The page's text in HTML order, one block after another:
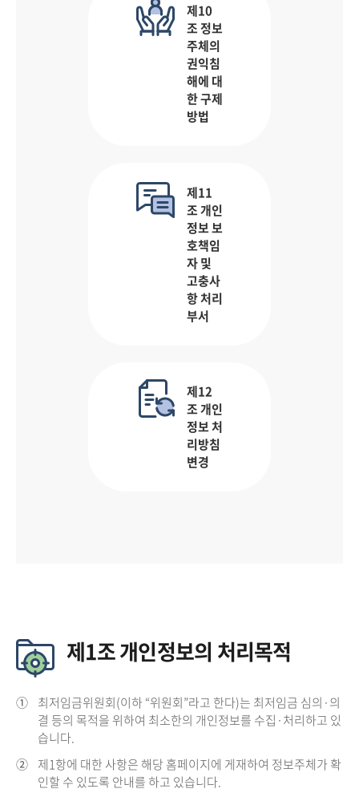
제10
조 정보
주체의
권익침
해에 대
한 구제
방법
제11
조 개인
정보 보
호책임
자 및
고충사
항 처리
부서
제12
조 개인
정보 처
리방침
변경
제1조 개인정보의 처리목적
① 최저임금위원회(이하 “위원회”라고 한다)는 최저임금 심의·의
결 등의 목적을 위하여 최소한의 개인정보를 수집·처리하고 있
습니다.
② 제1항에 대한 사항은 해당 홈페이지에 게재하여 정보주체가 확
인할 수 있도록 안내를 하고 있습니다.